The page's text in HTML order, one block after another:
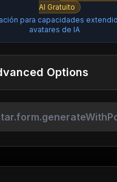
AI Gratuito
para capacidades
avatares de IA
Options